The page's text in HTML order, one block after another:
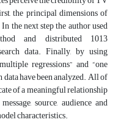
the principal dimensions of
the next step the author used
and distributed 1013
data. Finally, by using
regressions” and “one
data have been analyzed. All of
of a meaningful relationship
source, audience and
characteristics.